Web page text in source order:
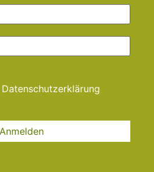
Datenschutzerklärung